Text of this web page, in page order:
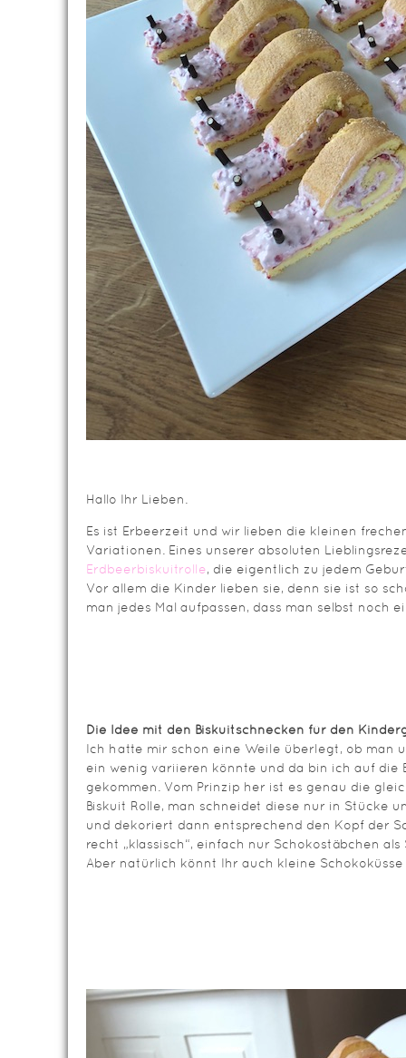
Hallo Ihr Lieben.
Es ist Erbeerzeit und wir lieben die kleinen
Variationen. Eines unserer absoluten
Erdbeerbiskuitrolle, die eigentlich zu jedem
Vor allem die Kinder lieben sie, denn sie ist so
man jedes Mal aufpassen, dass man selbst noch
Die Idee mit den Biskuitschnecken für den
Ich hatte mir schon eine Weile überlegt, ob man
ein wenig variieren könnte und da bin ich auf die
gekommen. Vom Prinzip her ist es genau die
Biskuit Rolle, man schneidet diese nur in Stücke
und dekoriert dann entsprechend den Kopf der
recht „klassisch“, einfach nur Schokostäbchen
Aber natürlich könnt Ihr auch kleine